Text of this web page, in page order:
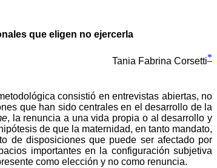
que eligen no ejercerla
Tania Fabrina Corsetti*
consistió en entrevistas abiertas, no
que han sido centrales en el desarrollo de la
, la renuncia a una vida propia o al desarrollo y
de que la maternidad, en tanto mandato,
de disposiciones que puede ser afectado por
importantes en la configuración subjetiva
como elección y no como renuncia.